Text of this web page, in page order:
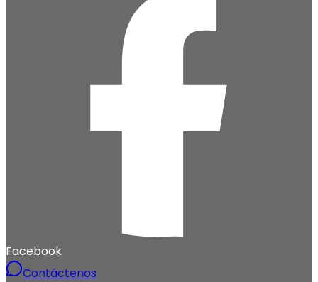
Facebook
Contáctenos